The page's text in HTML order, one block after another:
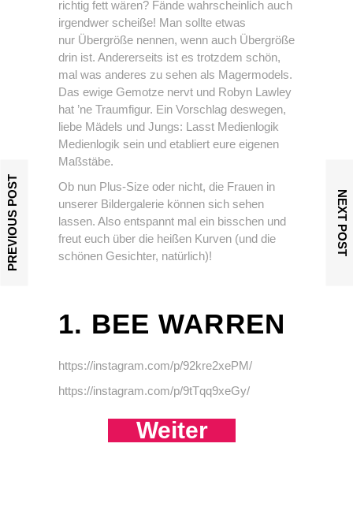
richtig fett wären? Fände wahrscheinlich auch
irgendwer scheiße! Man sollte etwas
nur Übergröße nennen, wenn auch Übergröße
drin ist. Andererseits ist es trotzdem schön,
mal was anderes zu sehen als Magermodels.
Das ewige Gemotze nervt und Robyn Lawley
hat ’ne Traumfigur. Ein Vorschlag deswegen,
liebe Mädels und Jungs: Lasst Medienlogik
Medienlogik sein und etabliert eure eigenen
Maßstäbe.
Ob nun Plus-Size oder nicht, die Frauen in
unserer Bildergalerie können sich sehen
lassen. Also entspannt mal ein bisschen und
freut euch über die heißen Kurven (und die
schönen Gesichter, natürlich)!
1. BEE WARREN
https://instagram.com/p/92kre2xePM/
https://instagram.com/p/9tTqq9xeGy/
Weiter
PREVIOUS POST NEXT POST